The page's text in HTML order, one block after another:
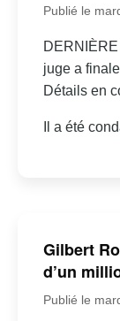
Publié le
juge a
Détails en
Il a été
Gilbert
d’un
Publié le